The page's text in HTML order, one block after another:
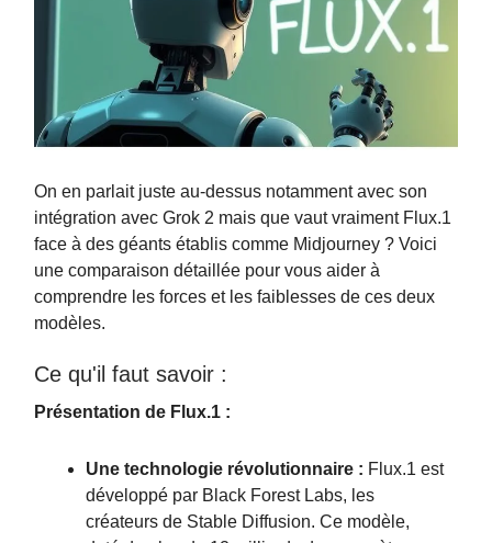
On en parlait juste au-dessus notamment avec son
intégration avec Grok 2 mais que vaut vraiment Flux.1
face à des géants établis comme Midjourney ? Voici
une comparaison détaillée pour vous aider à
comprendre les forces et les faiblesses de ces deux
modèles.
Ce qu'il faut savoir :
Présentation de Flux.1 :
Une technologie révolutionnaire : Flux.1 est
développé par Black Forest Labs, les
créateurs de Stable Diffusion. Ce modèle,